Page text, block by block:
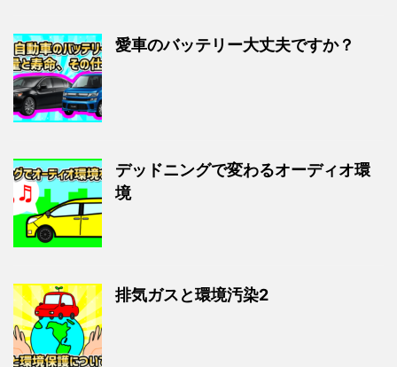
愛車のバッテリー大丈夫ですか？
デッドニングで変わるオーディオ環
境
排気ガスと環境汚染2